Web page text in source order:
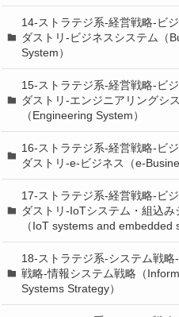
14-ストラテジ系-経営戦略-ビ
ダストリ-ビジネスシステム（
System）
15-ストラテジ系-経営戦略-ビ
ダストリ-エンジニアリングシ
（Engineering System）
16-ストラテジ系-経営戦略-ビ
ダストリ-e-ビジネス（e-
17-ストラテジ系-経営戦略-ビ
ダストリ-IoTシステム・組込み
（IoT systems and embedded
18-ストラテジ系-システム戦略
戦略-情報システム戦略（
Systems Strategy）